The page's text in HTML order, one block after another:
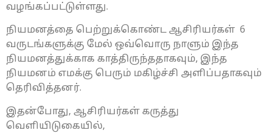
வழங்கப்பட்டுள்ளது.
நியமனத்தை பெற்றுக்கொண்ட ஆசிரியர்கள் 6
வருடங்களுக்கு மேல் ஒவ்வொரு நாளும் இந்த
நியமனத்துக்காக காத்திருந்ததாகவும், இந்த
நியமனம் எமக்கு பெரும் மகிழ்ச்சி அளிப்பதாகவும்
தெரிவித்தனர்.
இதன்போது, ஆசிரியர்கள் கருத்து
வெளியிடுகையில்,